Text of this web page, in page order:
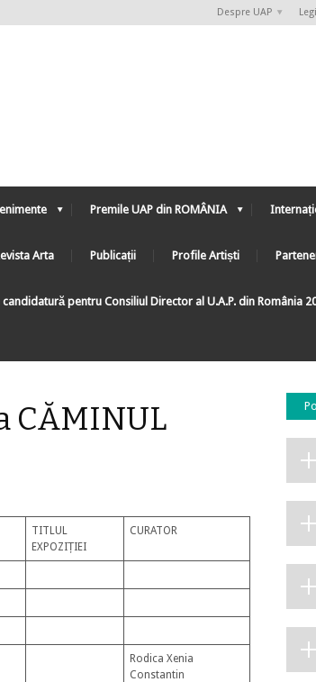
Despre UAP
Premile UAP din ROMÂNIA
Arta Publicații Profile Artiști
pentru Consiliul Director al U.A.P. din România
CĂMINUL
TITLUL
EXPOZIȚIEI
CURATOR
Rodica Xenia
Constantin